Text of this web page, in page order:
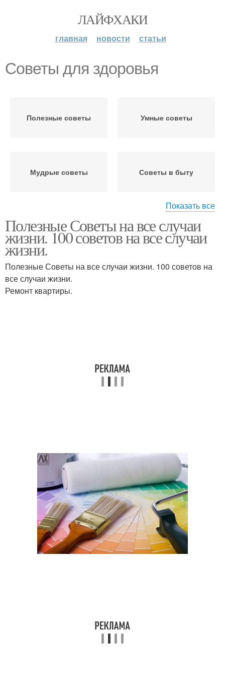
ЛАЙФХАКИ
главная новости статьи
Советы для здоровья
Полезные советы Умные советы
Мудрые советы Советы в быту
Небольшие советы Советы для женщин
Показать все
Полезные Советы на все случаи
жизни. 100 советов на все случаи
жизни.
Полезные Советы на все случаи жизни. 100 советов на
все случаи жизни.
Ремонт квартиры.